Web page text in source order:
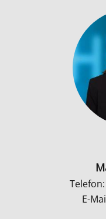
Telefon:
E-